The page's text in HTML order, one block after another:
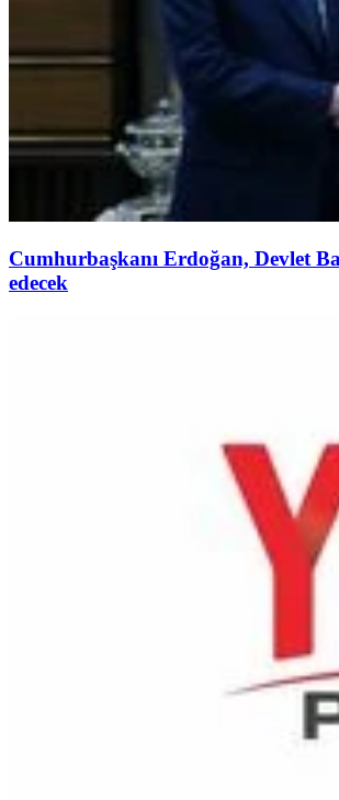
Cumhurbaşkanı Erdoğan, Devlet
edecek